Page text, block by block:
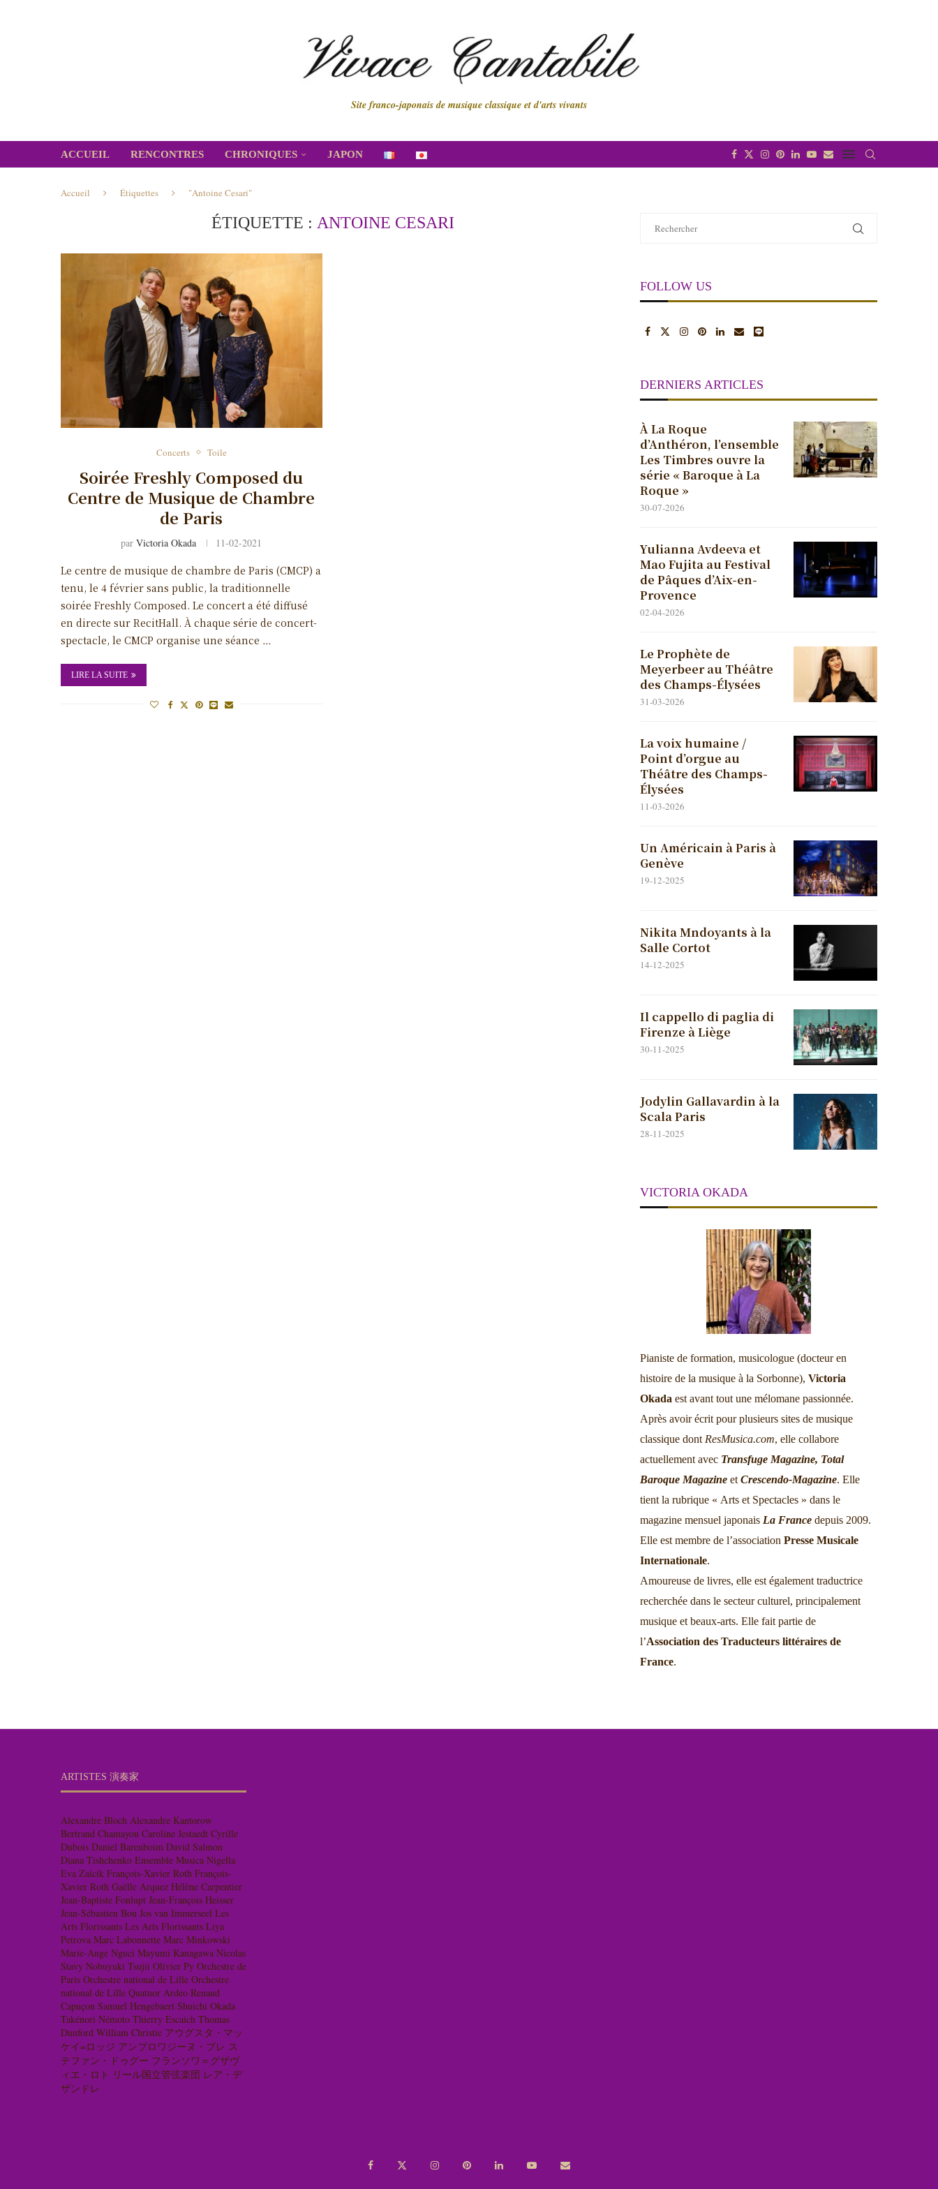
Site franco-japonais de musique classique et d'arts vivants
ACCUEIL RENCONTRES CHRONIQUES JAPON
Accueil Étiquettes "Antoine Cesari"
ÉTIQUETTE : ANTOINE CESARI
Concerts Toile
Soirée Freshly Composed du
Centre de Musique de Chambre
de Paris
parVictoria Okada 11-02-2021
Le centre de musique de chambre de Paris (CMCP) a
tenu, le 4 février sans public, la traditionnelle
soirée Freshly Composed. Le concert a été diffusé
en directe sur RecitHall. À chaque série de concert-
spectacle, le CMCP organise une séance …
LIRE LA SUITE
FOLLOW US
DERNIERS ARTICLES
À La Roque
d’Anthéron, l’ensemble
Les Timbres ouvre la
série « Baroque à La
Roque »
30-07-2026
Yulianna Avdeeva et
Mao Fujita au Festival
de Pâques d’Aix-en-
Provence
02-04-2026
Le Prophète de
Meyerbeer au Théâtre
des Champs-Élysées
31-03-2026
La voix humaine /
Point d’orgue au
Théâtre des Champs-
Élysées
11-03-2026
Un Américain à Paris à
Genève
19-12-2025
Nikita Mndoyants à la
Salle Cortot
14-12-2025
Il cappello di paglia di
Firenze à Liège
30-11-2025
Jodylin Gallavardin à la
Scala Paris
28-11-2025
VICTORIA OKADA
Pianiste de formation, musicologue (docteur en
histoire de la musique à la Sorbonne), Victoria
Okada est avant tout une mélomane passionnée.
Après avoir écrit pour plusieurs sites de musique
classique dont ResMusica.com, elle collabore
actuellement avec Transfuge Magazine, Total
Baroque Magazine et Crescendo-Magazine. Elle
tient la rubrique « Arts et Spectacles » dans le
magazine mensuel japonais La France depuis 2009.
Elle est membre de l’association Presse Musicale
Internationale.
Amoureuse de livres, elle est également traductrice
recherchée dans le secteur culturel, principalement
musique et beaux-arts. Elle fait partie de
l’Association des Traducteurs littéraires de
France.
ARTISTES 演奏家
Alexandre Bloch Alexandre Kantorow
Bertrand Chamayou Caroline Jestaedt Cyrille
Dubois Daniel Barenboim David Salmon
Diana Tishchenko Ensemble Musica Nigella
Eva Zaïcik François-Xavier Roth François-
Xavier Roth Gaëlle Arquez Hélène Carpentier
Jean-Baptiste Fonlupt Jean-François Heisser
Jean-Sébastien Bou Jos van Immerseel Les
Arts Florissants Les Arts Florissants Liya
Petrova Marc Labonnette Marc Minkowski
Marie-Ange Nguci Mayumi Kanagawa Nicolas
Stavy Nobuyuki Tsujii Olivier Py Orchestre de
Paris Orchestre national de Lille Orchestre
national de Lille Quatuor Ardeo Renaud
Capuçon Samuel Hengebaert Shuichi Okada
Takénori Némoto Thierry Escaich Thomas
Dunford William Christie アウグスタ・マッ
ケイ=ロッジ アンブロワジーヌ・ブレ ス
テファン・ドゥグー フランソワ＝グザヴ
ィエ・ロト リール国立管弦楽団 レア・デ
ザンドレ